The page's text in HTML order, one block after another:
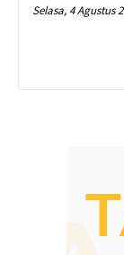
Selasa, 4 Agustus